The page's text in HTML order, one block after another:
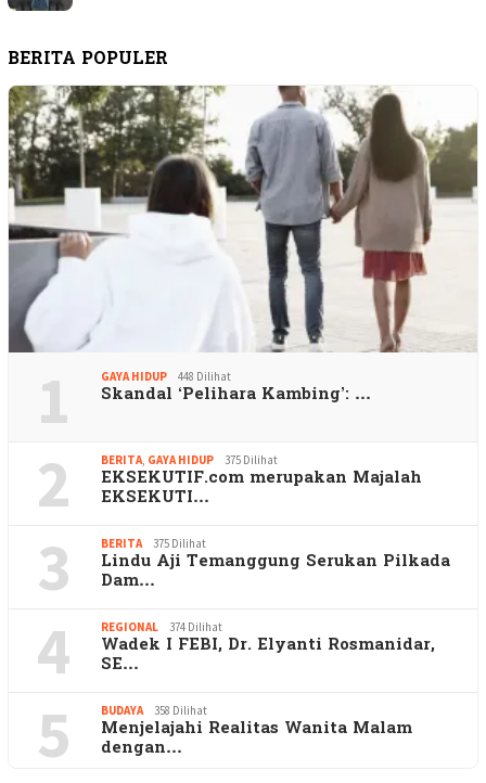
BERITA POPULER
1 GAYA HIDUP 448 Dilihat
Skandal ‘Pelihara Kambing’: …
2 BERITA GAYA HIDUP 375 Dilihat
EKSEKUTIF.com merupakan Majalah
EKSEKUTI…
3 BERITA 375 Dilihat
Lindu Aji Temanggung Serukan Pilkada
Dam…
4 REGIONAL 374 Dilihat
Wadek I FEBI, Dr. Elyanti Rosmanidar,
SE…
5 BUDAYA 358 Dilihat
Menjelajahi Realitas Wanita Malam
dengan…